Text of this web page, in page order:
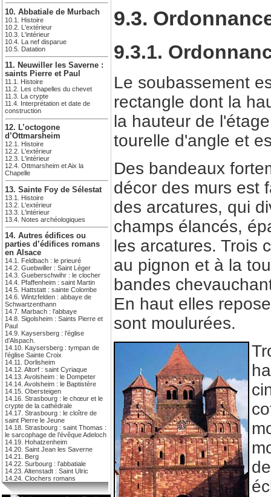
10. Abbatiale de Murbach
10.1. Histoire
10.2. L'extérieur
10.3. L'intérieur
10.4. La nef disparue
10.5. Datation
11. Neuwiller les Saverne :
saints Pierre et Paul
11.1. Histoire
11.2. Les chapelles du chevet
11.3. La crypte
11.4. Interprétation et date de
construction
12. L’octogone
d’Ottmarsheim
12.1. Histoire
12.2. L'extérieur
12.3. L'intérieur
12.4. Ottmarsheim et Aix la
Chapelle
13. Sainte Foy de Sélestat
13.1. Histoire
13.2. L'extérieur
13.3. L'intérieur
13.4. Notes archéologiques
14. Autres édifices ou
parties d’édifices romans
en Alsace
14.1. Feldbach : le prieuré
14.2. Guebwiller : Saint Léger
14.3. Gueberschwihr : le clocher
14.4. Pfaffenheim : saint Martin
14.5. Hattstatt : sainte Colombe
14.6. Wintzfelden : abbaye de
Schwartzenthann
14.7. Marbach : l’abbaye
14.8. Sigolsheim : Saints Pierre et
Paul
14.9. Kaysersberg : l’église
d’Alspach.
14.10. Kaysersberg : tympan de
l’église Sainte Croix
14.11. Dorlisheim
14.12. Altorf : saint Cyriaque
14.13. Avolsheim : le Dompeter
14.14. Avolsheim : le Baptistère
14.15. Obersteigen
14.16. Strasbourg : le chœur et le
crypte de la cathédrale
14.17. Strasbourg : le cloître de
saint Pierre le Jeune
14.18. Strasbourg : saint Thomas :
le sarcophage de l’évêque Adeloch
14.19. Hohatzenheim
14.20. Saint Jean les Saverne
14.21. Berg
14.22. Surbourg : l’abbatiale
14.23. Altenstadt : Saint Ulric
14.24. Clochers romans
9.3.
9.3.1.
Le soubassement
rectangle dont la
la hauteur de
tourelle d'angle et
Des bandeaux
décor des murs est
des arcatures, qui
champs élancés,
les arcatures. Trois
au pignon et à la
bandes
En haut elles
sont moulurées.